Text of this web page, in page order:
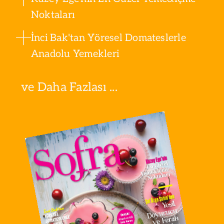
Noktaları
İnci Bak'tan Yöresel Domateslerle
Anadolu Yemekleri
ve Daha Fazlası ...